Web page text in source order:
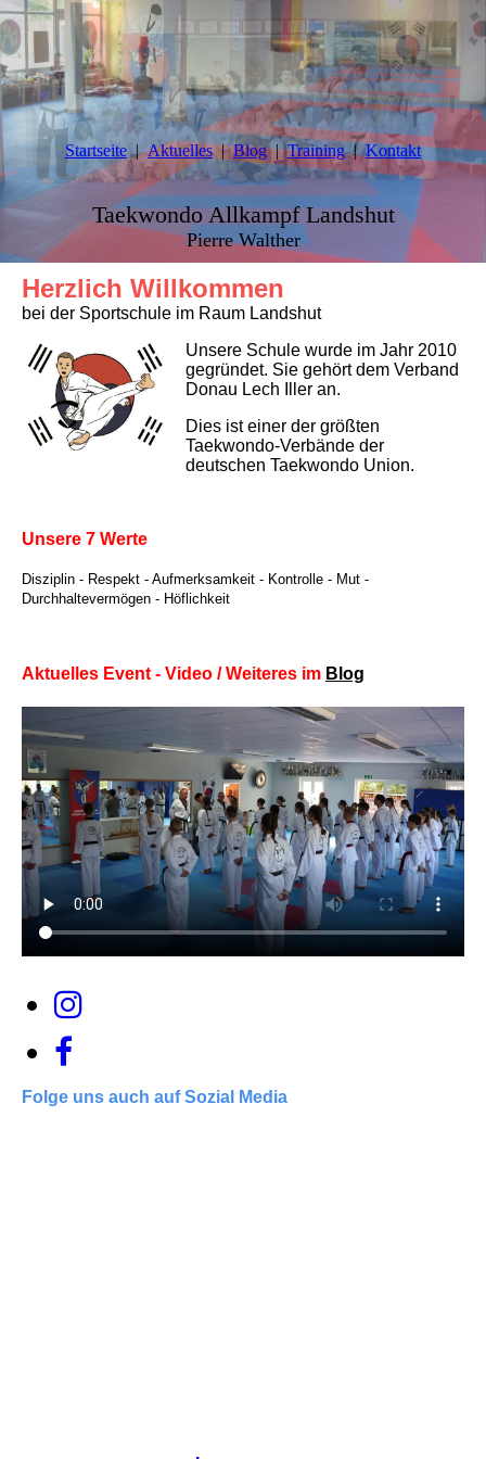
Startseite Aktuelles Blog Training Kontakt
Taekwondo Allkampf Landshut
Pierre Walther
Herzlich Willkommen
bei der Sportschule im Raum Landshut
Unsere Schule wurde im Jahr 2010
gegründet. Sie gehört dem Verband
Donau Lech Iller an.
Dies ist einer der größten
Taekwondo-Verbände der
deutschen Taekwondo Union.
Unsere 7 Werte
Disziplin - Respekt - Aufmerksamkeit - Kontrolle - Mut -
Durchhaltevermögen - Höflichkeit
Aktuelles Event - Video / Weiteres im Blog
Folge uns auch auf Sozial Media